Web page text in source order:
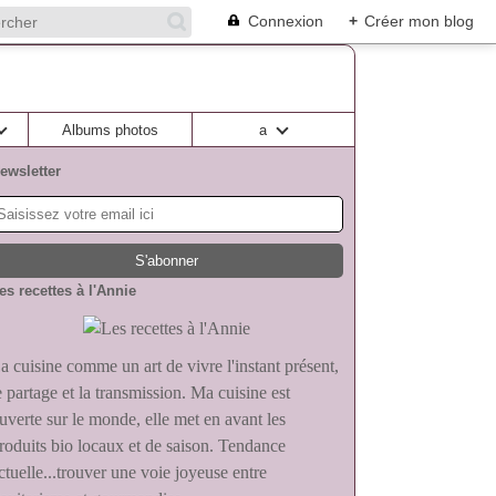
Connexion + Créer mon blog
Albums photos a
recettes à l'Annie
cuisine comme un art de vivre l'instant présent,
partage et la transmission. Ma cuisine est
sur le monde, elle met en avant les
bio locaux et de saison. Tendance
une voie joyeuse entre